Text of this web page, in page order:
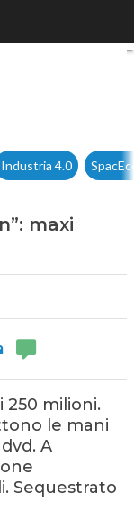
Industria 4.0
maxi
milioni.
le mani
A
Sequestrato